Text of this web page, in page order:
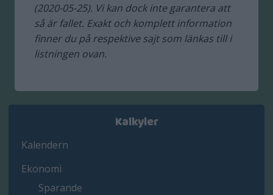
(2020-05-25). Vi kan dock inte garantera att
så är fallet. Exakt och komplett information
finner du på respektive sajt som länkas till i
listningen ovan.
Kalkyler
Kalendern
Ekonomi
Sparande